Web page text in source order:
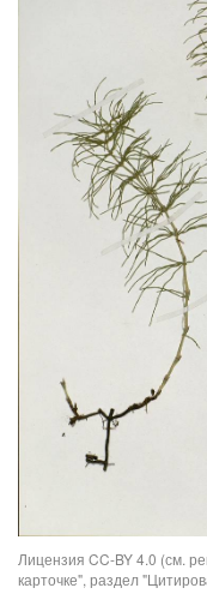
Лицензия CC-BY 4.0 (см.
карточке", раздел